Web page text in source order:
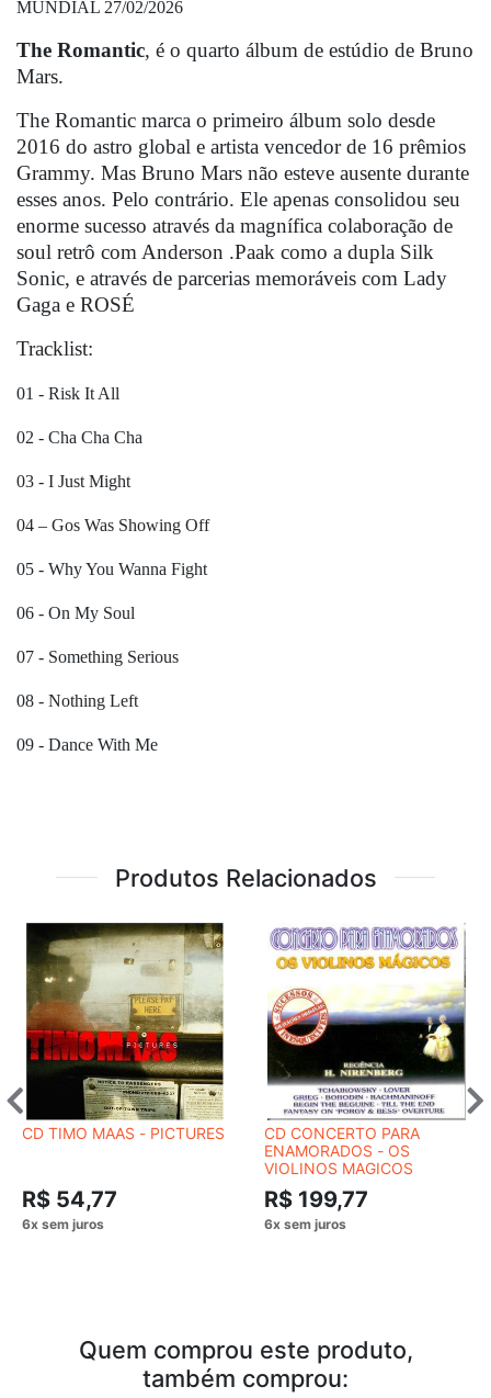
MUNDIAL 27/02/2026
The Romantic, é o quarto álbum de estúdio de Bruno
Mars.
The Romantic marca o primeiro álbum solo desde
2016 do astro global e artista vencedor de 16 prêmios
Grammy. Mas Bruno Mars não esteve ausente durante
esses anos. Pelo contrário. Ele apenas consolidou seu
enorme sucesso através da magnífica colaboração de
soul retrô com Anderson .Paak como a dupla Silk
Sonic, e através de parcerias memoráveis com Lady
Gaga e ROSÉ
Tracklist:
01 - Risk It All
02 - Cha Cha Cha
03 - I Just Might
04 – Gos Was Showing Off
05 - Why You Wanna Fight
06 - On My Soul
07 - Something Serious
08 - Nothing Left
09 - Dance With Me
Produtos Relacionados
CD TIMO MAAS - PICTURES
R$ 54,77
CD CONCERTO PARA
ENAMORADOS - OS
VIOLINOS MAGICOS
R$ 199,77
Quem comprou este produto,
também comprou: